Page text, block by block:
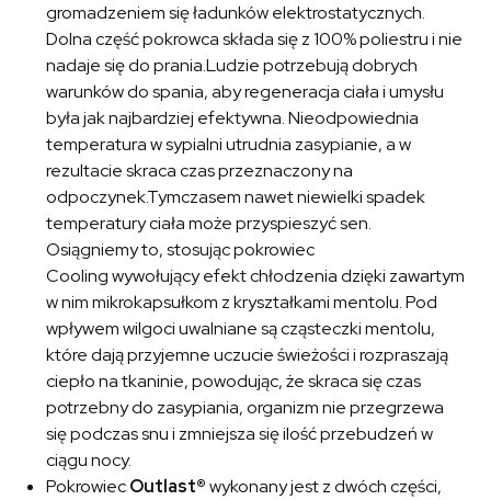
gromadzeniem się ładunków elektrostatycznych.
Dolna część pokrowca składa się z 100% poliestru i nie
nadaje się do prania.Ludzie potrzebują dobrych
warunków do spania, aby regeneracja ciała i umysłu
była jak najbardziej efektywna. Nieodpowiednia
temperatura w sypialni utrudnia zasypianie, a w
rezultacie skraca czas przeznaczony na
odpoczynek.Tymczasem nawet niewielki spadek
temperatury ciała może przyspieszyć sen.
Osiągniemy to, stosując pokrowiec
Cooling wywołujący efekt chłodzenia dzięki zawartym
w nim mikrokapsułkom z kryształkami mentolu. Pod
wpływem wilgoci uwalniane są cząsteczki mentolu,
które dają przyjemne uczucie świeżości i rozpraszają
ciepło na tkaninie, powodując, że skraca się czas
potrzebny do zasypiania, organizm nie przegrzewa
się podczas snu i zmniejsza się ilość przebudzeń w
ciągu nocy.
PokrowiecOutlast®wykonany jest z dwóch części,